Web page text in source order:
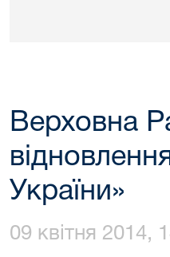
Верховна
України»
09 квітня 2014,